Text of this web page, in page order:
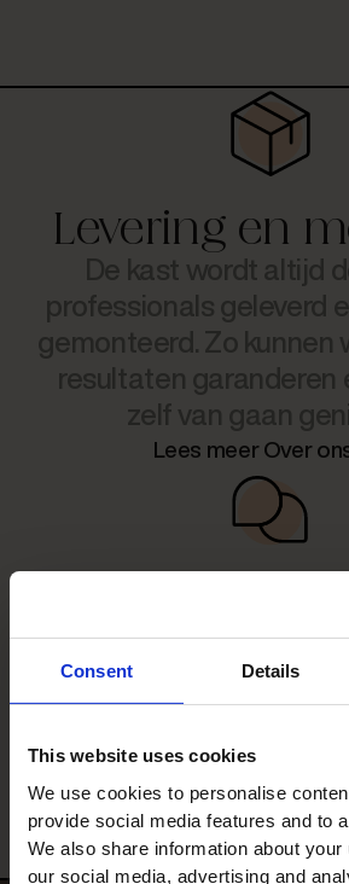
Consent Details
This website uses cookies
We use cookies to personalise
provide social media features and to
We also share information about
our social media, advertising and
Levering en
De kast wordt altijd
professionals geleverd
gemonteerd. Zo kunnen
resultaten garanderen
zelf van gaan
Lees meer Over
Hulp bij je
Wij staan altijd klaar om
Als je er niet uitkomt,
samen naar een
Plan gratis